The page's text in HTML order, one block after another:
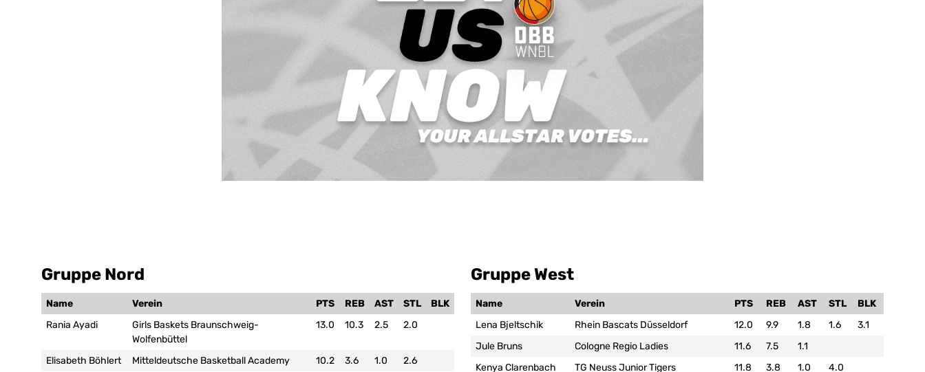
Gruppe Nord
Name Verein PTS REB AST STL
BLK
Rania Ayadi
Girls Baskets Braunschweig-
Wolfenbüttel
13.0 10.3 2.5 2.0
Elisabeth Böhlert Mitteldeutsche Basketball Academy 10.2 3.6 1.0
2.6
Gruppe West
Name Verein PTS REB AST STL
BLK
Lena Bjeltschik
Rhein Bascats Düsseldorf 12.0 9.9 1.8 1.6
3.1
Jule Bruns
Cologne Regio Ladies 11.6 7.5
1.1
Kenya Clarenbach
TG Neuss Junior Tigers 11.8 3.8 1.0
4.0